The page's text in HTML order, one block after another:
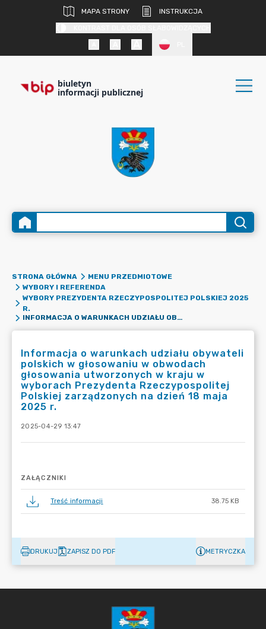
MAPA STRONY
INSTRUKCJA
biuletyn
informacji publicznej
STRONA GŁÓWNA
MENU PRZEDMIOTOWE
WYBORY I REFERENDA
WYBORY PREZYDENTA RZECZYPOSPOLITEJ POLSKIEJ 2025
R.
INFORMACJA O WARUNKACH UDZIAŁU OBYWATELI POLSKICH W GŁOSOWANIU W OBWODACH GŁOSOWANIA UTWORZONYCH W KRAJU W WYBORACH PREZYDENTA RZECZYPOSPOLITEJ POLSKIEJ ZARZĄDZONYCH NA DZIEŃ 18 MAJA 2025 R.
Informacja o warunkach udziału obywateli
polskich w głosowaniu w obwodach
głosowania utworzonych w kraju w
wyborach Prezydenta Rzeczypospolitej
Polskiej zarządzonych na dzień 18 maja
2025 r.
2025-04-29 13:47
ZAŁĄCZNIKI
Treść informacji 38.75 KB
DRUKUJ ZAPISZ DO PDF METRYCZKA